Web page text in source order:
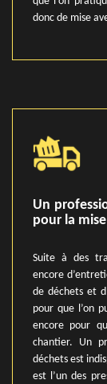
donc de mise
Un
pour la
Suite à des
encore
de déchets et
pour que l’on
encore pour
chantier. Un
déchets est
est l’un des